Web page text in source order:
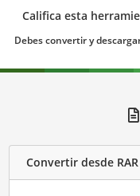
Califica esta
Debes convertir y
Convertir desde RAR